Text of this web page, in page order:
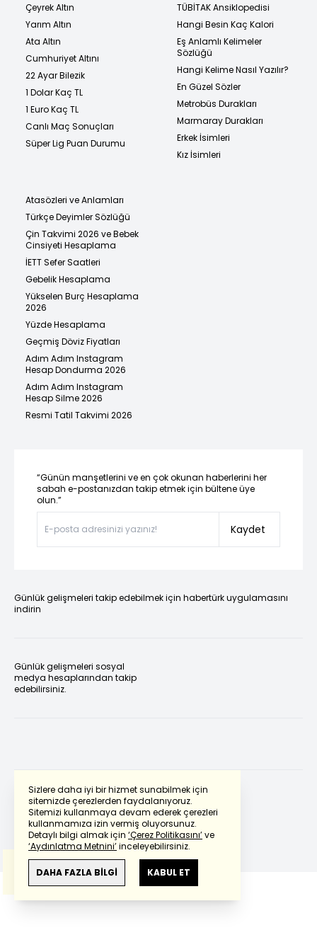
Sizlere daha iyi bir hizmet sunabilmek için
sitemizde çerezlerden faydalanıyoruz.
Sitemizi kullanmaya devam ederek çerezleri
kullanmamıza izin vermiş oluyorsunuz.
Detaylı bilgi almak için ‘Çerez Politikasını’ve
‘Aydınlatma Metnini’inceleyebilirsiniz.
DAHA FAZLA BİLGİ KABUL ET
Çeyrek Altın
Yarım Altın
Ata Altın
Cumhuriyet Altını
22 Ayar Bilezik
1 Dolar Kaç TL
1 Euro Kaç TL
Canlı Maç Sonuçları
Süper Lig Puan Durumu
TÜBİTAK Ansiklopedisi
Hangi Besin Kaç Kalori
Eş Anlamlı Kelimeler
Sözlüğü
Hangi Kelime Nasıl Yazılır?
En Güzel Sözler
Metrobüs Durakları
Marmaray Durakları
Erkek İsimleri
Kız İsimleri
Atasözleri ve Anlamları
Türkçe Deyimler Sözlüğü
Çin Takvimi 2026 ve Bebek
Cinsiyeti Hesaplama
İETT Sefer Saatleri
Gebelik Hesaplama
Yükselen Burç Hesaplama
2026
Yüzde Hesaplama
Geçmiş Döviz Fiyatları
Adım Adım Instagram
Hesap Dondurma 2026
Adım Adım Instagram
Hesap Silme 2026
Resmi Tatil Takvimi 2026
“Günün manşetlerini ve en çok okunan haberlerini her
sabah e-postanızdan takip etmek için bültene üye
olun.”
Kaydet
Günlük gelişmeleri takip edebilmek için habertürk uygulamasını
indirin
Günlük gelişmeleri sosyal
medya hesaplarından takip
edebilirsiniz.
Powered by Translate
Bu çevirideGoogle Transletekullanılmıştır.
Anlam ve çeviri hatalarından
haberturk.com
sorumlu değildir.